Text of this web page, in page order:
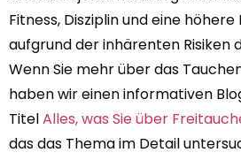
Fitness, Disziplin und eine
aufgrund der inhärenten Risiken
Wenn Sie mehr über das
haben wir einen informativen
TitelAlles, was Sie über
das das Thema im Detail